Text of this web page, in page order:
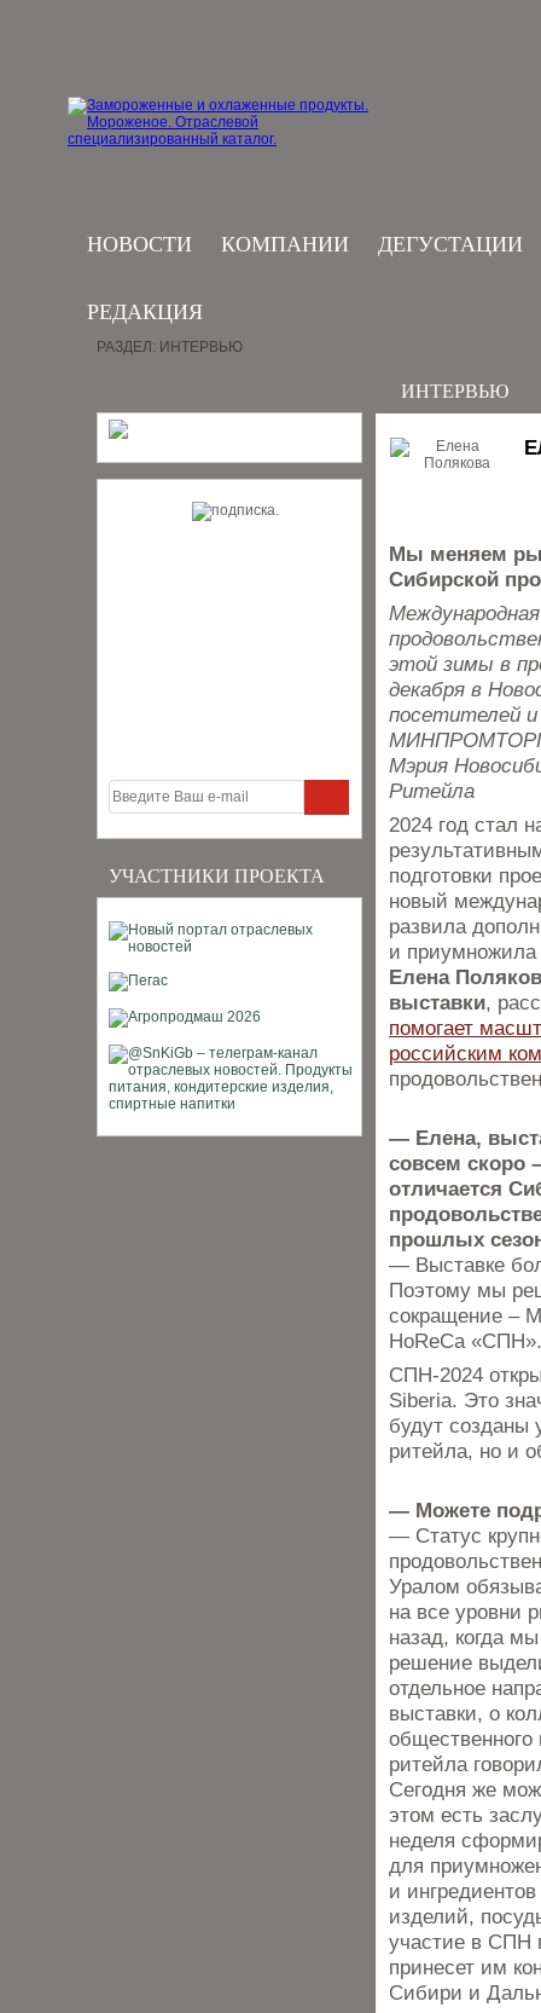
НОВОСТИ КОМПАНИИ ДЕГУСТАЦИИ
РЕДАКЦИЯ
УЧАСТНИКИ ПРОЕКТА
РАЗДЕЛ: ИНТЕРВЬЮ
ИНТЕРВЬЮ
Мы меняем
Сибирской
этой зимы в
декабря в
посетителей
МИНПРОМТОРГ
Мэрия
Ритейла
2024 год стал
подготовки
новый
развила
и приумножила
Елена
выставки,
помогает
российским
— Елена,
совсем скоро
отличается
прошлых
— Выставке
Поэтому мы
сокращение –
HoReCa «СПН».
СПН-2024
Siberia. Это
будут созданы
ритейла, но и
— Можете
— Статус
Уралом
на все уровни
назад, когда
решение
отдельное
выставки, о
общественного
ритейла
Сегодня же
этом есть
неделя
для
и
изделий,
участие в СПН
принесет им
Сибири и